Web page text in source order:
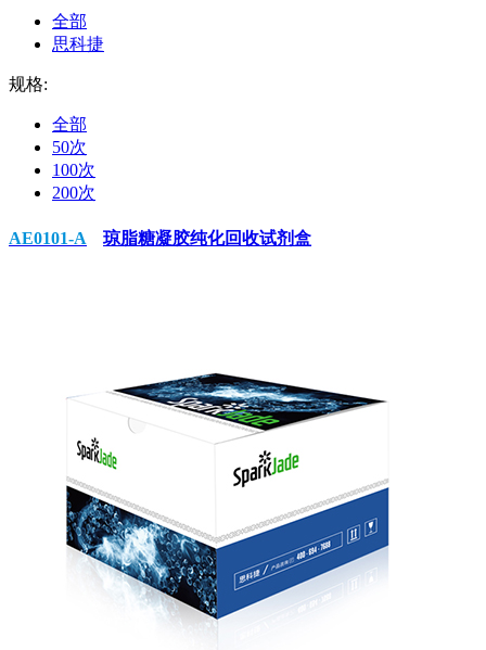
全部
思科捷
规格:
全部
50次
100次
200次
AE0101-A 琼脂糖凝胶纯化回收试剂盒